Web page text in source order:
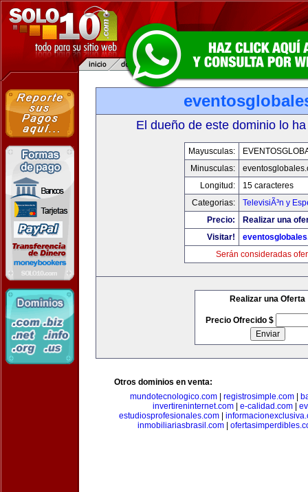
El dueño de este dominio lo
Mayusculas:
Minusculas:
Longitud:
15 caracteres
Categorias:
TelevisiÃ³n y
Precio:
Realizar una
Visitar!
Serán consideradas
Realizar una Oferta
Precio Ofrecido $
Otros dominios en venta:
mundotecnologico.com| registrosimple.com|
invertireninternet.com| e-calidad.com|
estudiosprofesionales.com|
inmobiliariasbrasil.com